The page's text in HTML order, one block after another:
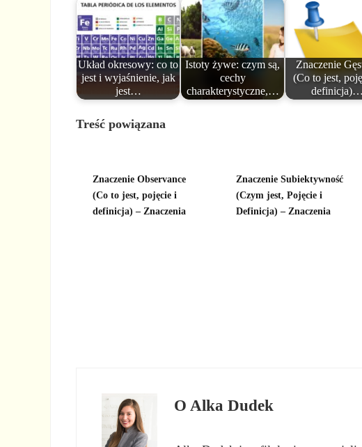
Układ okresowy: co to
jest i wyjaśnienie, jak
jest…
Istoty żywe: czym są,
cechy
charakterystyczne,…
Znaczenie
(Co to jest,
definicja)…
Treść powiązana
Znaczenie Observance
(Co to jest, pojęcie i
definicja) – Znaczenia
Znaczenie Subiektywność
(Czym jest, Pojęcie i
Definicja) – Znaczenia
OAlka Dudek